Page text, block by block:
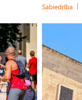
Sabiedrība